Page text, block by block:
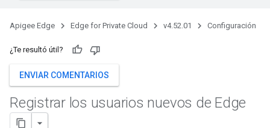
Apigee Edge Edge for Private Cloud v4.52.01 Configuración
¿Te resultó útil?
ENVIAR COMENTARIOS
Registrar los usuarios nuevos de Edge